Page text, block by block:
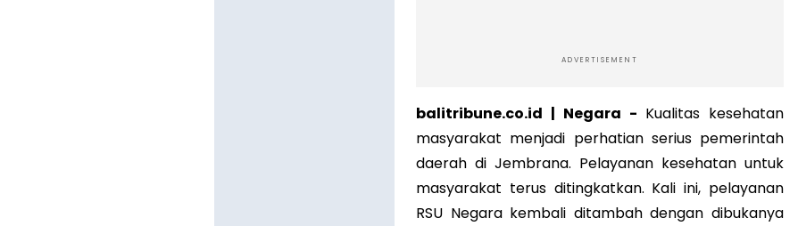
ADVERTISEMENT
balitribune.co.id | Negara - Kualitas kesehatan
masyarakat menjadi perhatian serius pemerintah
daerah di Jembrana. Pelayanan kesehatan untuk
masyarakat terus ditingkatkan. Kali ini, pelayanan
RSU Negara kembali ditambah dengan dibukanya